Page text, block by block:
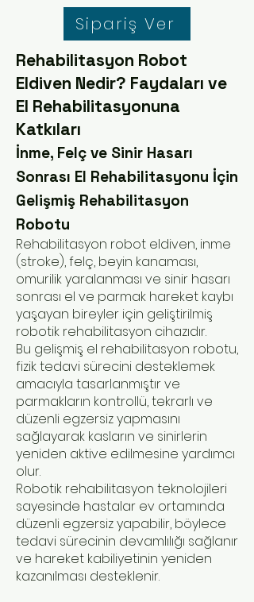
Sipariş Ver
Rehabilitasyon Robot
Eldiven Nedir? Faydaları ve
El Rehabilitasyonuna
Katkıları
İnme, Felç ve Sinir Hasarı
Sonrası El Rehabilitasyonu İçin
Gelişmiş Rehabilitasyon
Robotu
Rehabilitasyon robot eldiven, inme
(stroke), felç, beyin kanaması,
omurilik yaralanması ve sinir hasarı
sonrası el ve parmak hareket kaybı
yaşayan bireyler için geliştirilmiş
robotik rehabilitasyon cihazıdır.
Bu gelişmiş el rehabilitasyon robotu,
fizik tedavi sürecini desteklemek
amacıyla tasarlanmıştır ve
parmakların kontrollü, tekrarlı ve
düzenli egzersiz yapmasını
sağlayarak kasların ve sinirlerin
yeniden aktive edilmesine yardımcı
olur.
Robotik rehabilitasyon teknolojileri
sayesinde hastalar ev ortamında
düzenli egzersiz yapabilir, böylece
tedavi sürecinin devamlılığı sağlanır
ve hareket kabiliyetinin yeniden
kazanılması desteklenir.